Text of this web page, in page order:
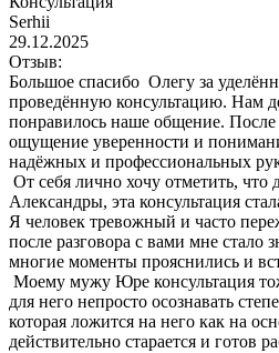
Serhii
29.12.2025
Отзыв:
Большое спасибо Олегу за
проведённую консультацию. Нам
понравилось наше общение. После
ощущение уверенности и
надёжных и профессиональных
От себя лично хочу отметить, что
Александры, эта консультация
Я человек тревожный и часто
после разговора с вами мне стало
многие моменты прояснились и
Моему мужу Юре консультация
для него непросто осознавать
которая ложится на него как на
действительно старается и готов